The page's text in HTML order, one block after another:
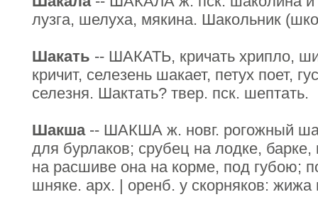
лузга, шелуха, мякина. Шакольник
Шакать -- ШАКАТЬ, кричать хрипло,
кричит, селезень шакает, петух поет,
селезня. Шактать? твер. пск. шептать.
Шакша-- ШАКША ж. новг. рогожный
для бурлаков; срубец на лодке, барке,
на расшиве она на корме, под губою;
шняке. арх. | оренб. у скорняков: жижа